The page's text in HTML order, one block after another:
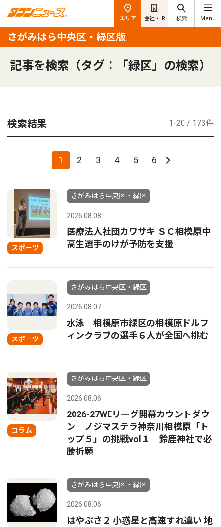
エリア 会社・IR 検索 Menu
さがみはら中央区・緑区版
記事を検索（タグ：「緑区」の検索）
検索結果 1-20 / 173件
1 2 3 4 5 6
スポーツ
さがみはら中央区・緑区
2026.08.08
医療法人社団カワサキ ＳＣ相模原中
高生選手のけが予防を支援
スポーツ
さがみはら中央区・緑区
2026.08.07
水泳 相模原市緑区の相模原ドルフ
ィンクラブの選手６人が全国へ挑む
コラム
さがみはら中央区・緑区
2026.08.06
2026-27WEリーグ開幕カウントダウ
ン ノジマステラ神奈川相模原「ト
ップ５」の挑戦vol１ 鈴鹿神社で必
勝祈願
さがみはら中央区・緑区
2026.08.06
はやぶさ２ 小惑星と高速すれ違い 地